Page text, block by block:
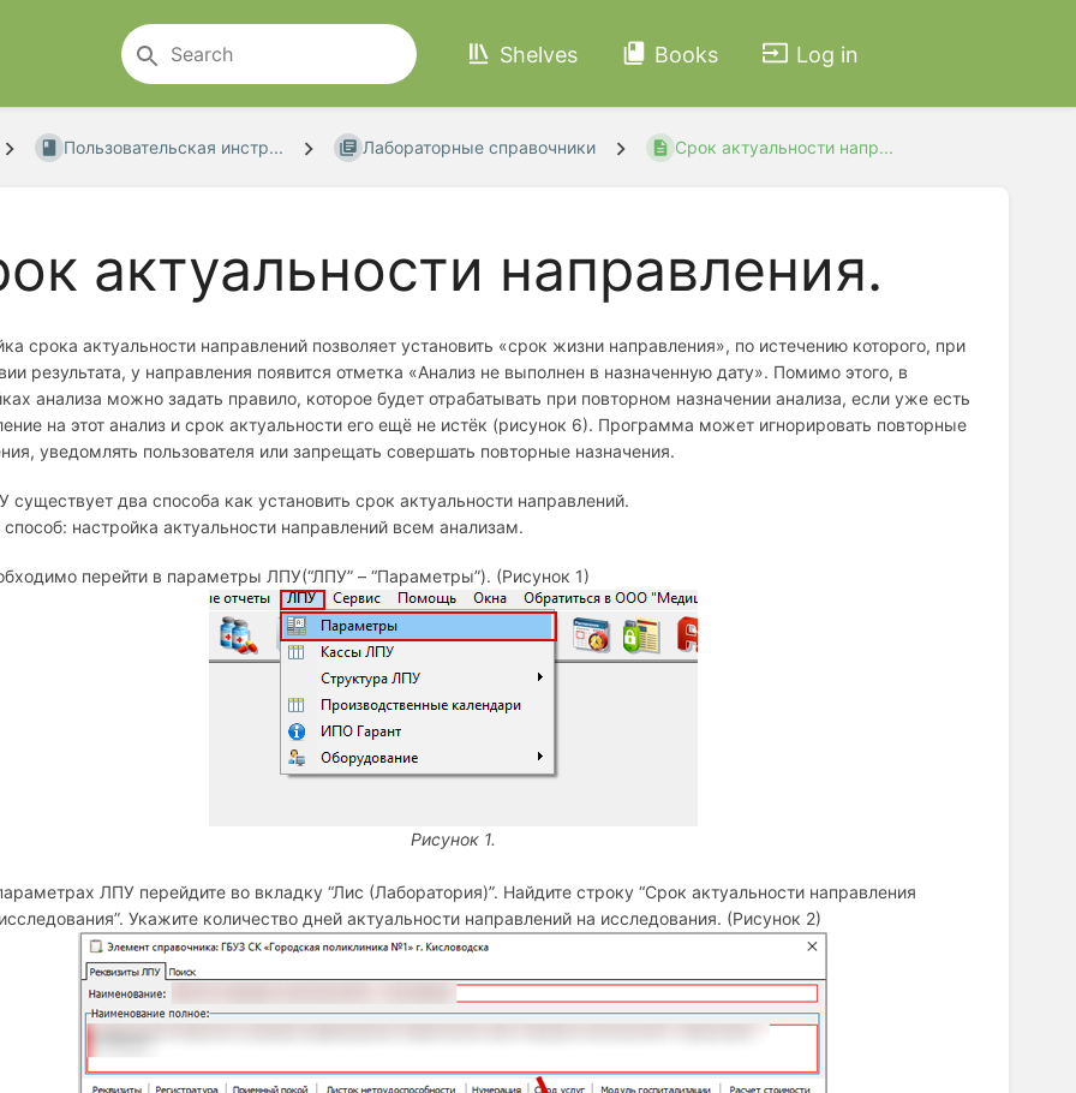
Shelves Books Log in
Пользовательская инстр... Лабораторные справочники Срок актуальности напр...
актуальности направления.
срока актуальности направлений позволяет установить «срок жизни направления», по истечению которого, при
результата, у направления появится отметка «Анализ не выполнен в назначенную дату». Помимо этого, в
анализа можно задать правило, которое будет отрабатывать при повторном назначении анализа, если уже есть
на этот анализ и срок актуальности его ещё не истёк (рисунок 6). Программа может игнорировать повторные
уведомлять пользователя или запрещать совершать повторные назначения.
два способа как установить срок актуальности направлений.
настройка актуальности направлений всем анализам.
перейти в параметры ЛПУ(“ЛПУ” – “Параметры”). (Рисунок 1)
Рисунок 1.
ЛПУ перейдите во вкладку “Лис (Лаборатория)”. Найдите строку “Срок актуальности направления
Укажите количество дней актуальности направлений на исследования. (Рисунок 2)